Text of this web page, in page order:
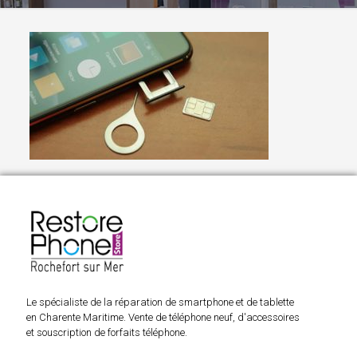
Le spécialiste de la réparation de smartphone et de tablette
en Charente Maritime. Vente de téléphone neuf, d'accessoires
et souscription de forfaits téléphone.